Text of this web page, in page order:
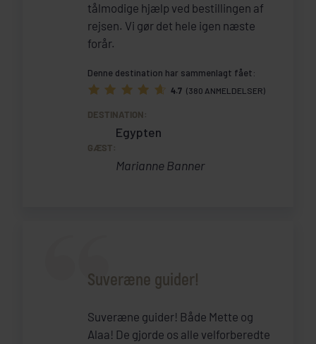
tålmodige hjælp ved bestillingen af
rejsen. Vi gør det hele igen næste
forår.
Denne destination har sammenlagt fået:
4.7 (380 ANMELDELSER)
DESTINATION:
Egypten
GÆST:
Marianne Banner
Suveræne guider!
Suveræne guider! Både Mette og
Alaa! De gjorde os alle velforberedte